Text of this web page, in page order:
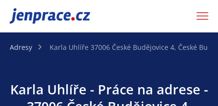
JenPráce.cz
Adresy Karla Uhlíře 37006 České Budějovice 4, České
Karla Uhlíře - Práce na adrese -